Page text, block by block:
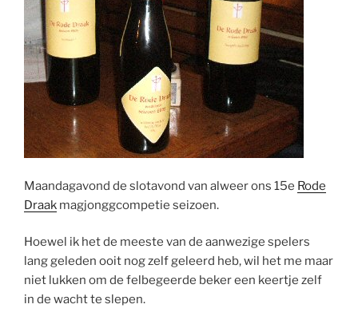
Maandagavond de slotavond van alweer ons 15e Rode
Draak magjonggcompetie seizoen.
Hoewel ik het de meeste van de aanwezige spelers
lang geleden ooit nog zelf geleerd heb, wil het me maar
niet lukken om de felbegeerde beker een keertje zelf
in de wacht te slepen.